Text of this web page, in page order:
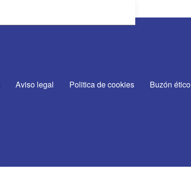
Aviso legal Politica de cookies Buzón ético